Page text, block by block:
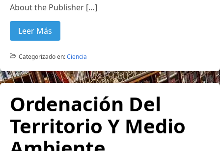
About the Publisher […]
Leer Más
Categorizado en:Ciencia
Ordenación Del
Territorio Y Medio